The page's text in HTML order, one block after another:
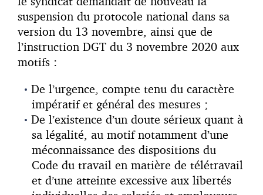
suspension du protocole national dans sa
version du 13 novembre, ainsi que de
l’instruction DGT du 3 novembre 2020 aux
motifs :
De l’urgence, compte tenu du caractère
impératif et général des mesures ;
De l’existence d’un doute sérieux quant à
sa légalité, au motif notamment d’une
méconnaissance des dispositions du
Code du travail en matière de télétravail
et d’une atteinte excessive aux libertés